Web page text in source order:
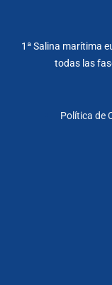
1ª Salina marítima
todas las
Política de